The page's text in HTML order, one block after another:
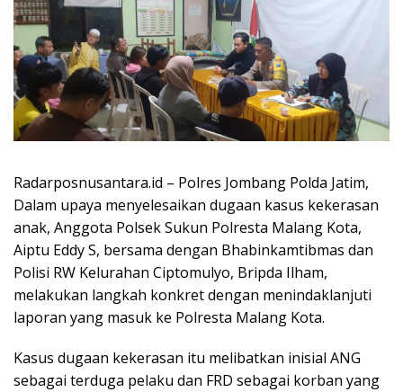
Radarposnusantara.id – Polres Jombang Polda Jatim,
Dalam upaya menyelesaikan dugaan kasus kekerasan
anak, Anggota Polsek Sukun Polresta Malang Kota,
Aiptu Eddy S, bersama dengan Bhabinkamtibmas dan
Polisi RW Kelurahan Ciptomulyo, Bripda Ilham,
melakukan langkah konkret dengan menindaklanjuti
laporan yang masuk ke Polresta Malang Kota.
Kasus dugaan kekerasan itu melibatkan inisial ANG
sebagai terduga pelaku dan FRD sebagai korban yang